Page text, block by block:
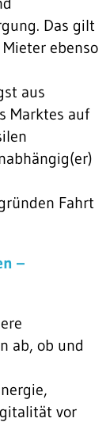
Das gilt
ebenso
aus
Marktes auf
Fahrt
–
ab, ob und
vor